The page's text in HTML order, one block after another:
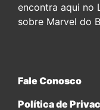
encontra aqui no
sobre Marvel do
Fale Conosco
Política de